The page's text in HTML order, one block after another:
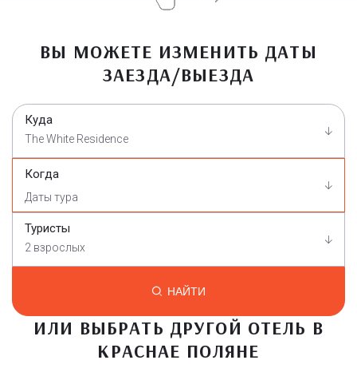
ВЫ МОЖЕТЕ ИЗМЕНИТЬ ДАТЫ
ЗАЕЗДА/ВЫЕЗДА
Куда
The White Residence
Когда
Туристы
2 взрослых
НАЙТИ
ИЛИ ВЫБРАТЬ ДРУГОЙ ОТЕЛЬ В
КРАСНАЕ ПОЛЯНЕ